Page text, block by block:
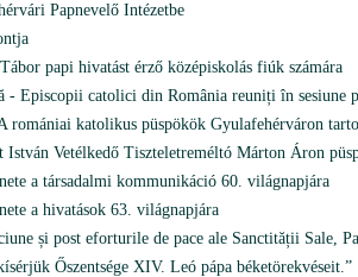
Papnevelő Intézetbe
papi hivatást érző középiskolás fiúk számára
- Episcopii catolici din România reuniți în sesiune
romániai katolikus püspökök Gyulafehérváron
Vetélkedő Tiszteletreméltó Márton Áron
a társadalmi kommunikáció 60. világnapjára
a hivatások 63. világnapjára
și post eforturile de pace ale Sanctității Sale,
Őszentsége XIV. Leó pápa béketörekvéseit.”